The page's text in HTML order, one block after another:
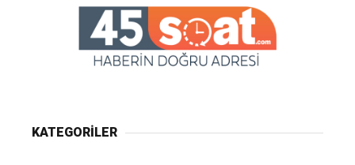
KATEGORİLER